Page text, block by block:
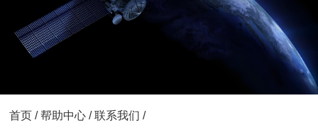
首页 / 帮助中心 / 联系我们 /